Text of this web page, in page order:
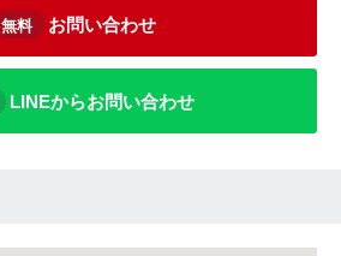
無料 お問い合わせ
LINEからお問い合わせ